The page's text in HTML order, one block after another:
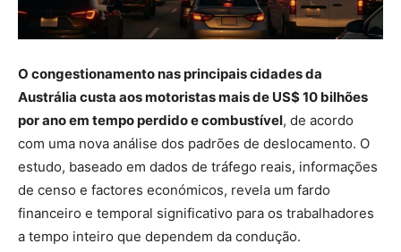
O congestionamento nas principais cidades da
Austrália custa aos motoristas mais de US$ 10 bilhões
por ano em tempo perdido e combustível, de acordo
com uma nova análise dos padrões de deslocamento. O
estudo, baseado em dados de tráfego reais, informações
de censo e factores económicos, revela um fardo
financeiro e temporal significativo para os trabalhadores
a tempo inteiro que dependem da condução.